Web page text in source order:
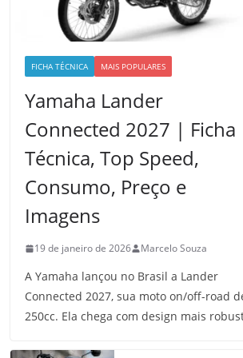
FICHA TÉCNICA MAIS POPULARES
Yamaha Lander
Connected 2027 | Ficha
Técnica, Top Speed,
Consumo, Preço e
Imagens
19 de janeiro de 2026 Marcelo Souza
A Yamaha lançou no Brasil a Lander
Connected 2027, sua moto on/off-road
250cc. Ela chega com design mais